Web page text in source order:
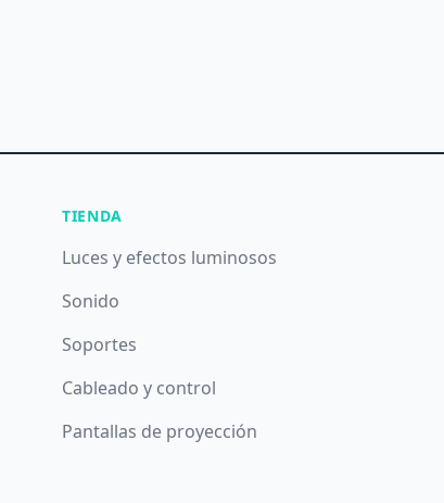
TIENDA
Luces y efectos luminosos
Sonido
Soportes
Cableado y control
Pantallas de proyección